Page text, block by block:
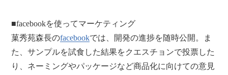
■facebookを使ってマーケティング
菓秀苑森長のfacebookでは、開発の進捗を随時公開。ま
た、サンプルを試食した結果をクエスチョンで投票した
り、ネーミングやパッケージなど商品化に向けての意見